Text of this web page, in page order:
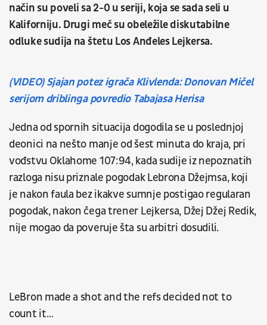
način su poveli sa 2-0 u seriji, koja se sada seli u
Kaliforniju. Drugi meč su obeležile diskutabilne
odluke sudija na štetu Los Anđeles Lejkersa.
(VIDEO) Sjajan potez igrača Klivlenda: Donovan Mičel
serijom driblinga povredio Tabajasa Herisa
Jedna od spornih situacija dogodila se u poslednjoj
deonici na nešto manje od šest minuta do kraja, pri
vođstvu Oklahome 107:94, kada sudije iz nepoznatih
razloga nisu priznale pogodak Lebrona Džejmsa, koji
je nakon faula bez ikakve sumnje postigao regularan
pogodak, nakon čega trener Lejkersa, Džej Džej Redik,
nije mogao da poveruje šta su arbitri dosudili.
LeBron made a shot and the refs decided not to
count it…